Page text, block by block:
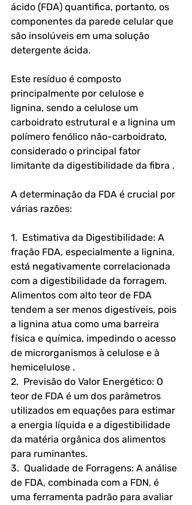
ácido (FDA) quantifica, portanto, os
componentes da parede celular que
são insolúveis em uma solução
detergente ácida.
Este resíduo é composto
principalmente por celulose e
lignina, sendo a celulose um
carboidrato estrutural e a lignina um
polímero fenólico não-carboidrato,
considerado o principal fator
limitante da digestibilidade da fibra .
A determinação da FDA é crucial por
várias razões:
1.  Estimativa da Digestibilidade: A
fração FDA, especialmente a lignina,
está negativamente correlacionada
com a digestibilidade da forragem.
Alimentos com alto teor de FDA
tendem a ser menos digestíveis, pois
a lignina atua como uma barreira
física e química, impedindo o acesso
de microrganismos à celulose e à
hemicelulose .
2.  Previsão do Valor Energético: O
teor de FDA é um dos parâmetros
utilizados em equações para estimar
a energia líquida e a digestibilidade
da matéria orgânica dos alimentos
para ruminantes.
3.  Qualidade de Forragens: A análise
de FDA, combinada com a FDN, é
uma ferramenta padrão para avaliar